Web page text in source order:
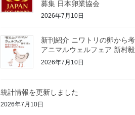
募集 日本卵業協会
2026年7月10日
新刊紹介 ニワトリの卵から
アニマルウェルフェア 新村
2026年7月10日
統計情報を更新しました
2026年7月10日